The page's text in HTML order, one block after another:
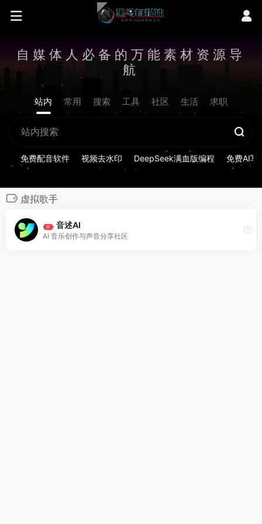
自媒体人必备的万能素材资源导
航
站内 常用 搜索 工具 社区 生活 求职
免费配音软件 视频去水印 DeepSeek满血版编程 免费AI写
虚拟歌手
荐 音述AI
AI 音乐创作与声音分享社区